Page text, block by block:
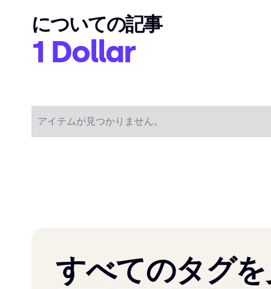
についての記事
1 Dollar
アイテムが見つかりません。
すべてのタグ